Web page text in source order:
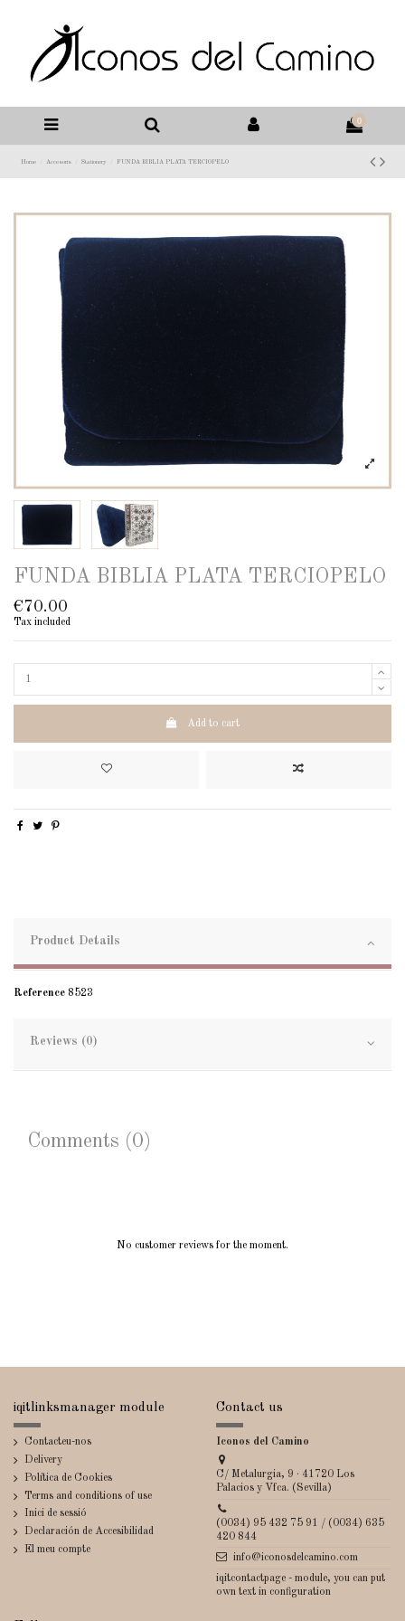
0
Home Accesoris Stationery FUNDA BIBLIA PLATA TERCIOPELO
FUNDA BIBLIA PLATA TERCIOPELO
€70.00
Tax included
Add to cart
Product Details
Reference 8523
Reviews (0)
Comments (0)
No customer reviews for the moment.
iqitlinksmanager module
Contacteu-nos
Delivery
Política de Cookies
Terms and conditions of use
Inici de sessió
Declaración de Accesibilidad
El meu compte
Contact us
Iconos del Camino
C/ Metalurgia, 9 · 41720 Los
Palacios y Vfca. (Sevilla)
(0034) 95 432 75 91 / (0034) 635
420 844
info@iconosdelcamino.com
iqitcontactpage - module, you can put
own text in configuration